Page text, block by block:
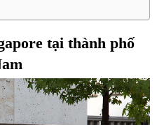
tại thành phố